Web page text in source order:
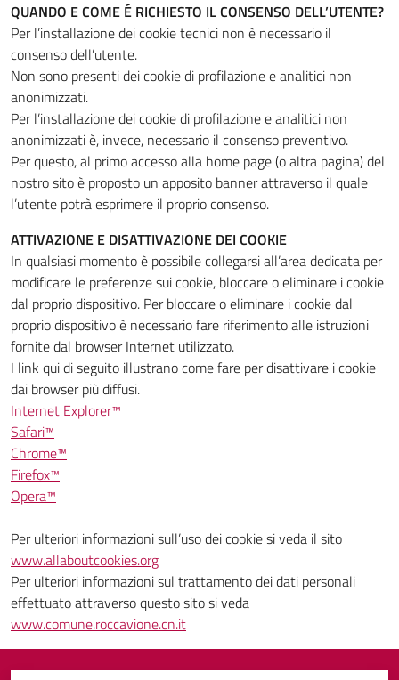
QUANDO E COME É RICHIESTO IL CONSENSO DELL’UTENTE?
Per l’installazione dei cookie tecnici non è necessario il
consenso dell’utente.
Non sono presenti dei cookie di profilazione e analitici non
anonimizzati.
Per l’installazione dei cookie di profilazione e analitici non
anonimizzati è, invece, necessario il consenso preventivo.
Per questo, al primo accesso alla home page (o altra pagina) del
nostro sito è proposto un apposito banner attraverso il quale
l’utente potrà esprimere il proprio consenso.
ATTIVAZIONE E DISATTIVAZIONE DEI COOKIE
In qualsiasi momento è possibile collegarsi all’area dedicata per
modificare le preferenze sui cookie, bloccare o eliminare i cookie
dal proprio dispositivo. Per bloccare o eliminare i cookie dal
proprio dispositivo è necessario fare riferimento alle istruzioni
fornite dal browser Internet utilizzato.
I link qui di seguito illustrano come fare per disattivare i cookie
dai browser più diffusi.
Internet Explorer™
Safari™
Chrome™
Firefox™
Opera™
Per ulteriori informazioni sull’uso dei cookie si veda il sito
www.allaboutcookies.org
Per ulteriori informazioni sul trattamento dei dati personali
effettuato attraverso questo sito si veda
www.comune.roccavione.cn.it